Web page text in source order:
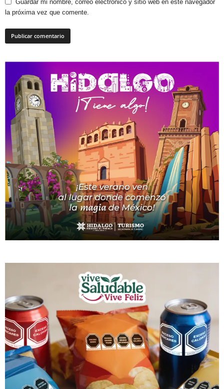
Guardar mi nombre, correo electrónico y sitio web en este navegador
la próxima vez que comente.